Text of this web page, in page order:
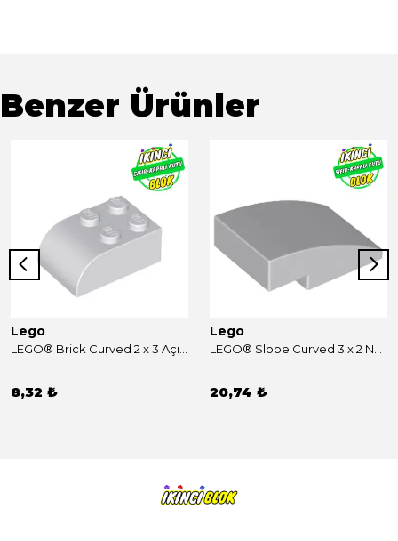
Benzer Ürünler
Lego
8,32 ₺
Lego
20,74 ₺